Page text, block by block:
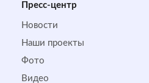
Пресс-центр
Новости
Наши проекты
Фото
Видео